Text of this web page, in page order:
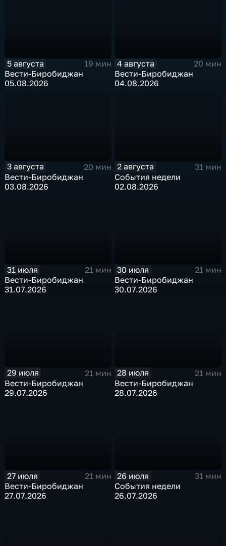
5 августа
19 мин
Вести-Биробиджан
05.08.2026
4 августа
20 мин
Вести-Биробиджан
04.08.2026
3 августа
20 мин
Вести-Биробиджан
03.08.2026
2 августа
31 мин
События недели
02.08.2026
31 июля
21 мин
Вести-Биробиджан
31.07.2026
30 июля
21 мин
Вести-Биробиджан
30.07.2026
29 июля
21 мин
Вести-Биробиджан
29.07.2026
28 июля
21 мин
Вести-Биробиджан
28.07.2026
27 июля
21 мин
Вести-Биробиджан
27.07.2026
26 июля
31 мин
События недели
26.07.2026